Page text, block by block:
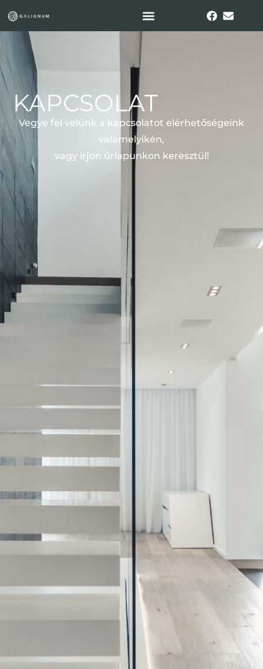
KAPCSOLAT
Vegye fel velünk a kapcsolatot elérhetőségeink
valamelyikén,
vagy írjon űrlapunkon keresztül!